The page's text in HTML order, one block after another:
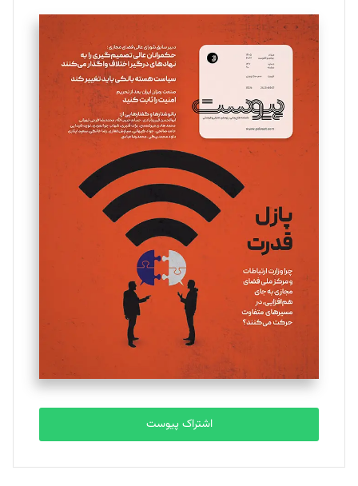
تحریریه
سروش کرمیان
تحریریه
مینا پاکدل
یسنا امان‌پور
تحریریه
ملینا جعفری
تحریریه
مصطفی مسجدی آرانی
تحریریه
بابک نقاش
تحریریه
اشتراک پیوست